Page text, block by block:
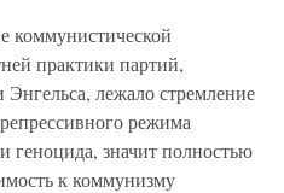
коммунистической
практики партий,
лежало стремление
режима
геноцида, значит полностью
к коммунизму